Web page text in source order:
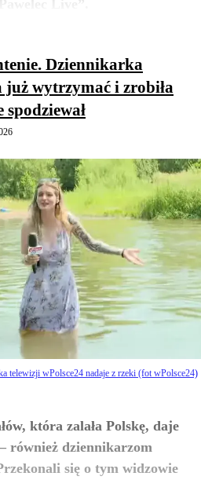
Dziennikarka
już wytrzymać i zrobiła
spodziewał
telewizji wPolsce24 nadaje z rzeki (fot wPolsce24)
która zalała Polskę, daje
również dziennikarzom
się o tym widzowie